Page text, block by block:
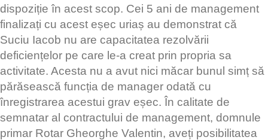
dispoziție în acest scop. Cei 5 ani de management
finalizați cu acest eșec uriaș au demonstrat că
Suciu Iacob nu are capacitatea rezolvării
deficiențelor pe care le-a creat prin propria sa
activitate. Acesta nu a avut nici măcar bunul simț să
părăsească funcția de manager odată cu
înregistrarea acestui grav eșec. În calitate de
semnatar al contractului de management, domnule
primar Rotar Gheorghe Valentin, aveți posibilitatea